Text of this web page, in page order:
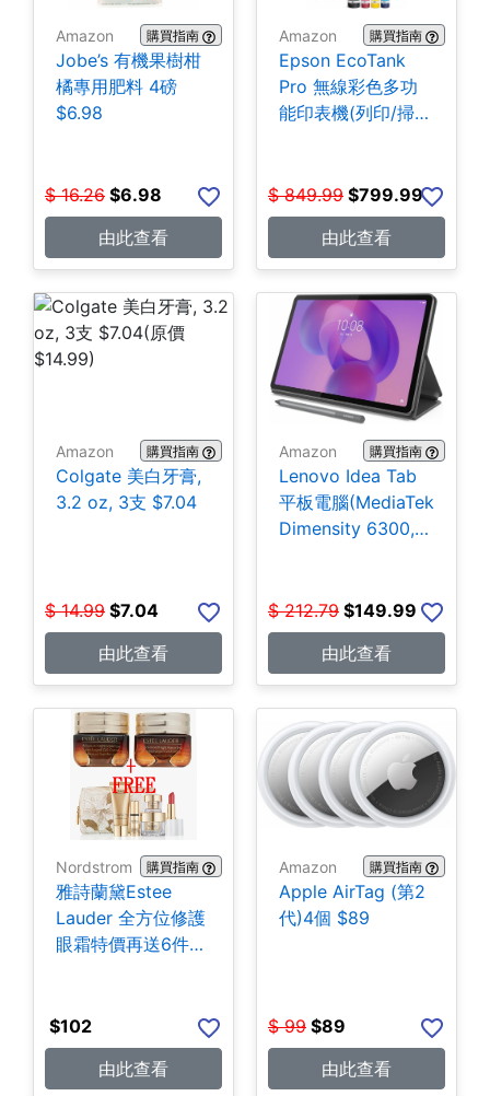
Amazon 購買指南
Jobe’s 有機果樹柑
橘專用肥料 4磅
$6.98
$ 16.26 $6.98
由此查看
Amazon 購買指南
Epson EcoTank
Pro 無線彩色多功
能印表機(列印/掃
$ 849.99 $799.99
由此查看
Amazon 購買指南
Colgate 美白牙膏,
3.2 oz, 3支 $7.04
$ 14.99 $7.04
由此查看
Amazon 購買指南
Lenovo Idea Tab
平板電腦(MediaTek
Dimensity 6300,
$ 212.79 $149.99
由此查看
Nordstrom 購買指南
雅詩蘭黛Estee
Lauder 全方位修護
眼霜特價再送6件贈
$102
由此查看
Amazon 購買指南
Apple AirTag (第2
代)4個 $89
$ 99 $89
由此查看